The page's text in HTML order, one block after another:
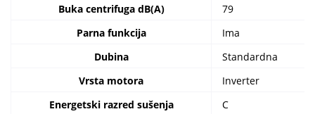
Buka centrifuga dB(A)
79
Parna funkcija
Ima
Dubina
Standardna
Vrsta motora
Inverter
Energetski razred sušenja
C